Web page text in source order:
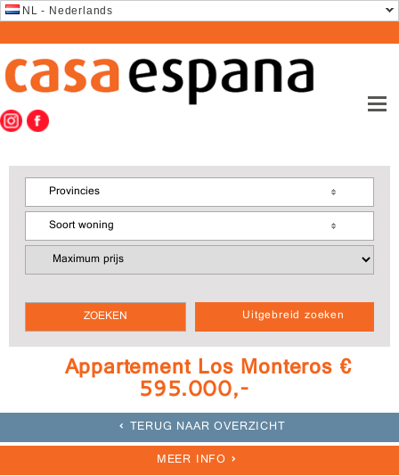
NL - Nederlands
Uitgebreid zoeken
Provincies
Soort woning
Appartement Los Monteros €
595.000,-
TERUG NAAR OVERZICHT
MEER INFO